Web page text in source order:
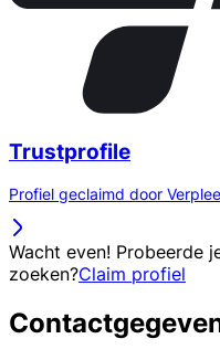
Trustprofile
Profiel geclaimd door
Wacht even! Probeerde
zoeken?Claim profiel